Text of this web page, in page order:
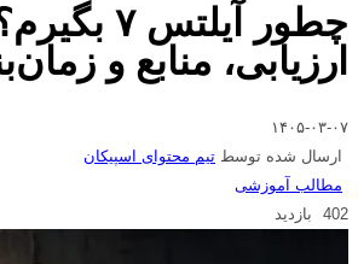
چطور
ارزیابی، منابع و
۱۴۰۵-۰۳-۰۷
ارسال شده توسط تیم محتوای اسپیکان
مطالب آموزشی
402 بازدید